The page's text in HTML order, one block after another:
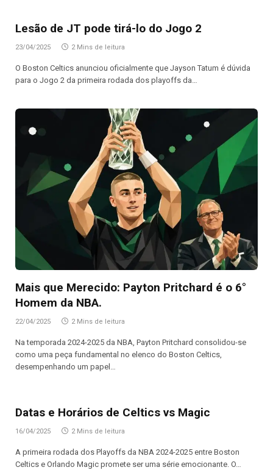
Lesão de JT pode tirá-lo do Jogo 2
23/04/2025 2 Mins de leitura
O Boston Celtics anunciou oficialmente que Jayson Tatum é dúvida
para o Jogo 2 da primeira rodada dos playoffs da…
Mais que Merecido: Payton Pritchard é o 6°
Homem da NBA.
22/04/2025 2 Mins de leitura
Na temporada 2024-2025 da NBA, Payton Pritchard consolidou-se
como uma peça fundamental no elenco do Boston Celtics,
desempenhando um papel…
Datas e Horários de Celtics vs Magic
16/04/2025 2 Mins de leitura
A primeira rodada dos Playoffs da NBA 2024-2025 entre Boston
Celtics e Orlando Magic promete ser uma série emocionante. O…